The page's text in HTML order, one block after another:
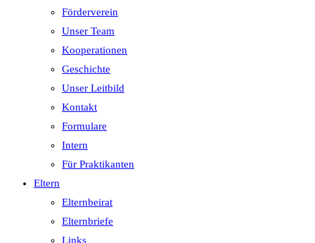
Förderverein
Unser Team
Kooperationen
Geschichte
Unser Leitbild
Kontakt
Formulare
Intern
Für Praktikanten
Eltern
Elternbeirat
Elternbriefe
Links